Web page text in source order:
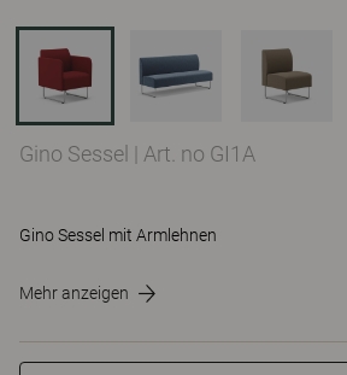
Gino Sessel | Art. no GI1A
Gino Sessel mit Armlehnen
Mehr anzeigen